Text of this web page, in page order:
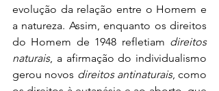
evolução da relação entre o Homem e
a natureza. Assim, enquanto os direitos
do Homem de 1948 refletiam direitos
naturais, a afirmação do individualismo
gerou novos direitos antinaturais, como